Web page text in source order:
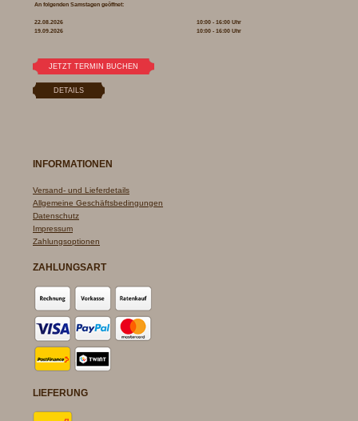
An folgenden Samstagen geöffnet:
22.08.2026
10:00 - 16:00 Uhr
19.09.2026
10:00 - 16:00 Uhr
INFORMATIONEN
Versand- und Lieferdetails
Allgemeine Geschäftsbedingungen
Datenschutz
Impressum
Zahlungsoptionen
ZAHLUNGSART
LIEFERUNG